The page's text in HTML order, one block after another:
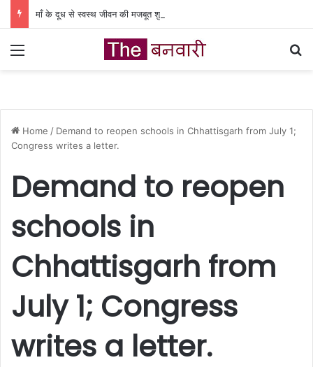
Menu
Home / Demand to reopen schools in Chhattisgarh from July 1;
Congress writes a letter.
Demand to reopen
schools in
Chhattisgarh from
July 1; Congress
writes a letter.